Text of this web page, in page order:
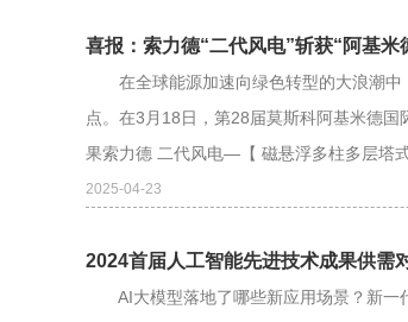
喜报：索力德“二代风电”斩获“阿基米
在全球能源加速向绿色转型的大浪潮中
点。在3月18日，第28届莫斯科阿基米德
果索力德 二代风电—【 磁悬浮多柱多层塔
2025-04-23
2024首届人工智能先进技术成果供需
AI大模型落地了哪些新应用场景？新一